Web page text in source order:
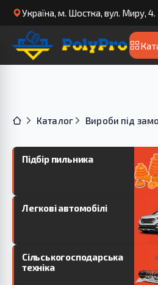
Українa, м. Шостка, вул. Миру,
Каталог Вироби під
Підбір пильника
Легкові автомобілі
Сільськогосподарська
техніка